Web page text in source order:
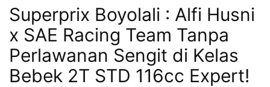
Superprix Boyolali : Alfi Husni
x SAE Racing Team Tanpa
Perlawanan Sengit di Kelas
Bebek 2T STD 116cc Expert!